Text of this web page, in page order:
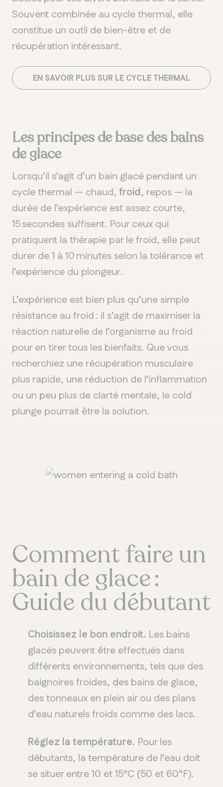
QUÉBEC
Chelsea
Souvent combinée au cycle thermal, elle
constitue un outil de bien-être et de
récupération intéressant.
EN SAVOIR PLUS SUR LE CYCLE THERMAL
Les principes de base des bains
de glace
Lorsqu’il s’agit d’un bain glacé pendant un
cycle thermal — chaud, froid, repos — la
durée de l’expérience est assez courte,
15 secondes suffisent. Pour ceux qui
pratiquent la thérapie par le froid, elle peut
durer de 1 à 10 minutes selon la tolérance et
l’expérience du plongeur.
L’expérience est bien plus qu’une simple
résistance au froid : il s’agit de maximiser la
réaction naturelle de l’organisme au froid
pour en tirer tous les bienfaits. Que vous
recherchiez une récupération musculaire
plus rapide, une réduction de l’inflammation
ou un peu plus de clarté mentale, le cold
plunge pourrait être la solution.
Comment faire un
bain de glace:
Guide du débutant
Choisissez le bon endroit. Les bains
glacés peuvent être effectués dans
différents environnements, tels que des
baignoiresfroides, des bains de glace,
destonneaux en plein airou des plans
d’eau naturelsfroids comme des lacs.
Réglez la température. Pour les
débutants, la température de l’eau doit
se situerentre 10 et 15°C (50 et 60°F).